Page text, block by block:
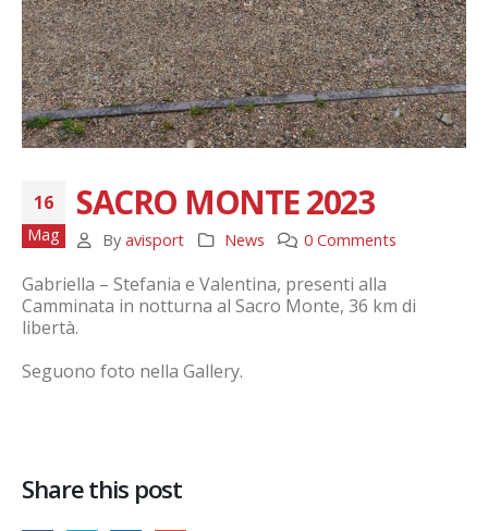
16
Mag
SACRO MONTE 2023
By avisport News 0 Comments
Gabriella – Stefania e Valentina, presenti alla
Camminata in notturna al Sacro Monte, 36 km di
libertà.
Seguono foto nella Gallery.
Share this post